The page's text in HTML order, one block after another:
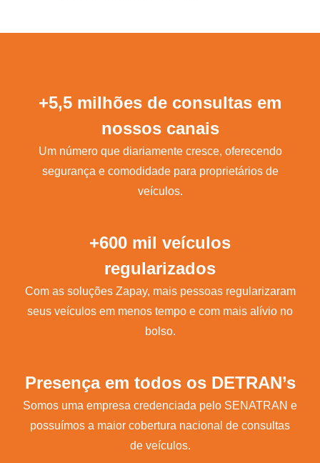
+5,5 milhões de consultas em
nossos canais
Um número que diariamente cresce, oferecendo
segurança e comodidade para proprietários de
veículos.
+600 mil veículos
regularizados
Com as soluções Zapay, mais pessoas regularizaram
seus veículos em menos tempo e com mais alívio no
bolso.
Presença em todos os DETRAN’s
Somos uma empresa credenciada pelo SENATRAN e
possuímos a maior cobertura nacional de consultas
de veículos.